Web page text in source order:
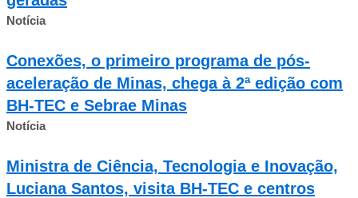
Notícia
Conexões, o primeiro programa de pós-
aceleração de Minas, chega à 2ª edição com
BH-TEC e Sebrae Minas
Notícia
Ministra de Ciência, Tecnologia e Inovação,
Luciana Santos, visita BH-TEC e centros